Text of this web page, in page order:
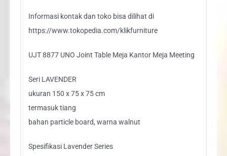
Informasi kontak dan toko bisa dilihat di
https://www.tokopedia.com/klikfurniture
UJT 8877 UNO Joint Table Meja Kantor Meja Meeting
Seri LAVENDER
ukuran 150 x 75 x 75 cm
termasuk tiang
bahan particle board, warna walnut
Spesifikasi Lavender Series